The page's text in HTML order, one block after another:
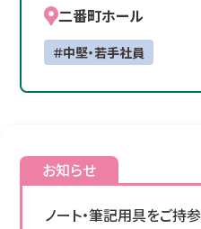
二番町ホール
＃中堅・若手社員
お知らせ
ノート・筆記用具をご持参